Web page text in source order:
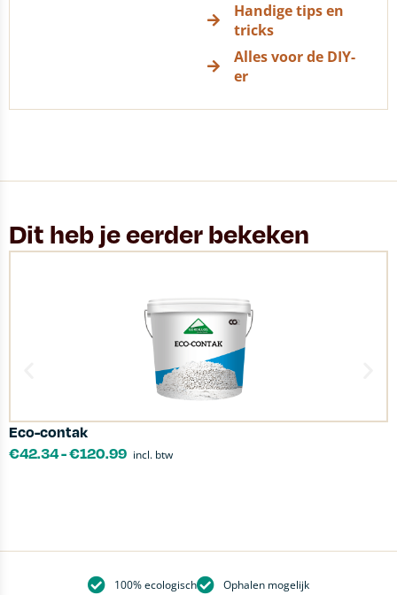
Handige tips en
tricks
Alles voor de DIY-
er
Dit heb je eerder bekeken
Eco-contak
€42.34-€120.99 incl. btw
100% ecologisch Ophalen mogelijk